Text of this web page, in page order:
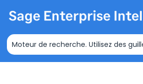
Passer au contenu